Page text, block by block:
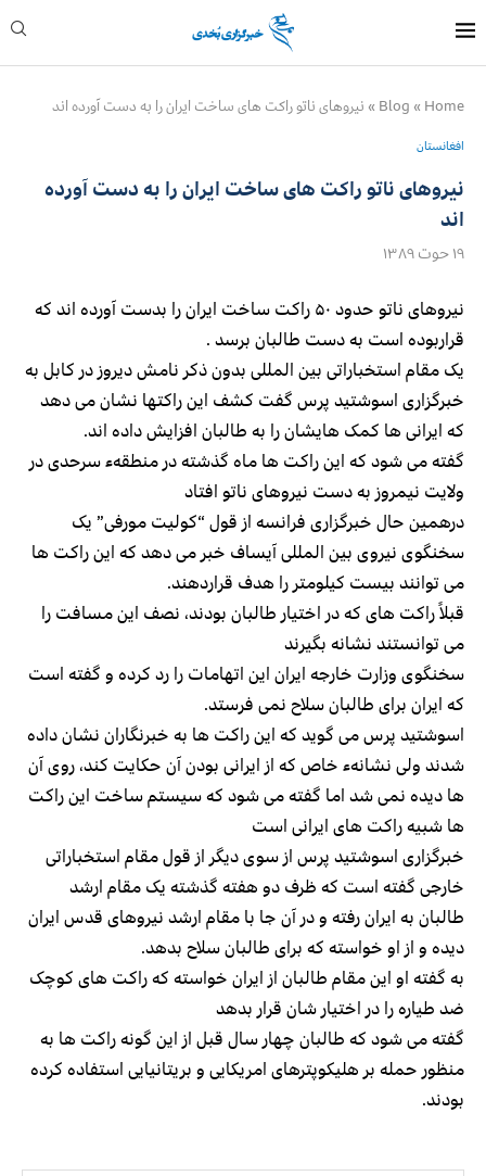
Home
»
Blog
» نیروهای ناتو راکت های ساخت ایران را به دست آورده اند
افغانستان
نیروهای ناتو راکت های ساخت ایران را به دست آورده
اند
۱۹ حوت ۱۳۸۹
نیروهای ناتو حدود ۵۰ راکت ساخت ایران را بدست آورده اند که
قراربوده است به دست طالبان برسد .
یک مقام استخباراتی بین المللی بدون ذکر نامش دیروز در کابل به
خبرگزاری اسوشتید پرس گفت کشف این راکتها نشان می دهد
که ایرانی ها کمک هایشان را به طالبان افزایش داده اند.
گفته می شود که این راکت ها ماه گذشته در منطقهء سرحدی در
ولایت نیمروز به دست نیروهای ناتو افتاد
درهمین حال خبرگزاری فرانسه از قول “کولیت مورفی” یک
سخنگوی نیروی بین المللی آیساف خبر می دهد که این راکت ها
می توانند بیست کیلومتر را هدف قراردهند.
قبلاً راکت های که در اختیار طالبان بودند، نصف این مسافت را
می توانستند نشانه بگیرند
سخنگوی وزارت خارجه ایران این اتهامات را رد کرده و گفته است
که ایران برای طالبان سلاح نمی فرستد.
اسوشتید پرس می گوید که این راکت ها به خبرنگاران نشان داده
شدند ولی نشانهء خاص که از ایرانی بودن آن حکایت کند، روی آن
ها دیده نمی شد اما گفته می شود که سیستم ساخت این راکت
ها شبیه راکت های ایرانی است
خبرگزاری اسوشتید پرس از سوی دیگر از قول مقام استخباراتی
خارجی گفته است که ظرف دو هفته گذشته یک مقام ارشد
طالبان به ایران رفته و در آن جا با مقام ارشد نیروهای قدس ایران
دیده و از او خواسته که برای طالبان سلاح بدهد.
به گفته او این مقام طالبان از ایران خواسته که راکت های کوچک
ضد طیاره را در اختیار شان قرار بدهد
گفته می شود که طالبان چهار سال قبل از این گونه راکت ها به
منظور حمله بر هلیکوپترهای امریکایی و بریتانیایی استفاده کرده
بودند.